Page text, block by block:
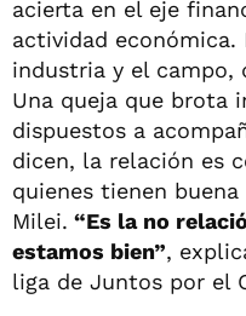
acierta en el eje
actividad económica.
industria y el campo,
Una queja que brota
dispuestos a
dicen, la relación es
quienes tienen
Milei. “Es la no
estamos bien”,
liga de Juntos por el